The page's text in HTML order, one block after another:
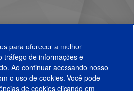
para oferecer a melhor
tráfego de informações e
Ao continuar acessando nosso
o uso de cookies. Você pode
de cookies clicando em